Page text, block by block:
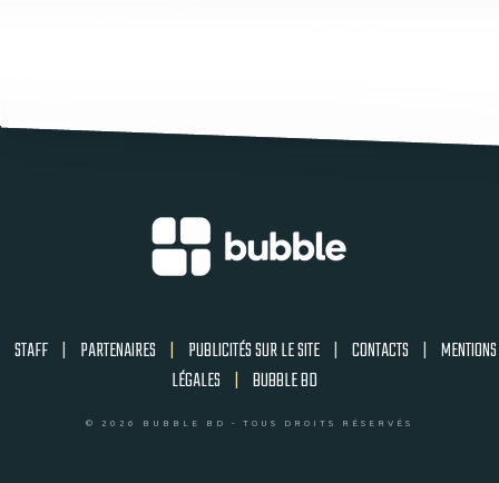
STAFF | PARTENAIRES | PUBLICITÉS SUR LE SITE | CONTACTS | MENTIONS
LÉGALES | BUBBLE BD
© 2026 BUBBLE BD - TOUS DROITS RÉSERVÉS